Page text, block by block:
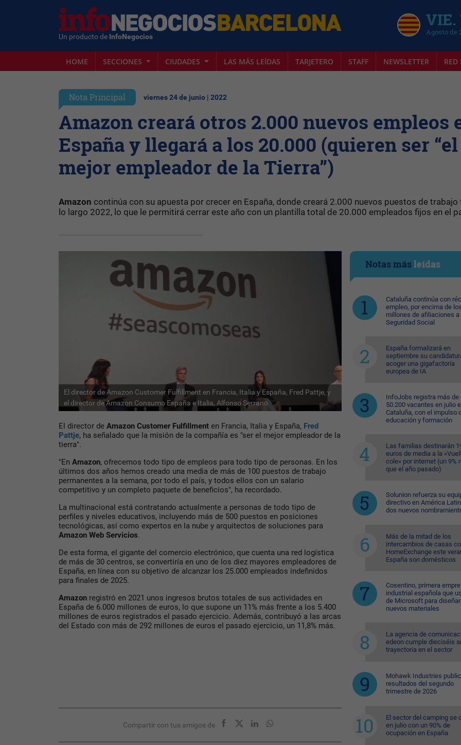
Un producto de InfoNegocios
VIE.
Agosto de
HOME SECCIONES CIUDADES LAS MÁS LEÍDAS TARJETERO STAFF NEWSLETTER
Nota Principal viernes 24 de junio | 2022
Amazon creará otros 2.000 nuevos empleos
España y llegará a los 20.000 (quieren ser “el
mejor empleador de la Tierra”)
Amazon continúa con su apuesta por crecer en España, donde creará 2.000 nuevos puestos de trabajo
lo largo 2022, lo que le permitirá cerrar este año con un plantilla total de 20.000 empleados fijos en el
El director de Amazon Customer Fulfillment en Francia, Italia y España, Fred Pattje, y
el director de Amazon Consumo España e Italia, Alfonso Serrano
El director de Amazon Customer Fulfillment en Francia, Italia y España, Fred
Pattje, ha señalado que la misión de la compañía es "ser el mejor empleador de la
tierra".
"En Amazon, ofrecemos todo tipo de empleos para todo tipo de personas. En los
últimos dos años hemos creado una media de más de 100 puestos de trabajo
permanentes a la semana, por todo el país, y todos ellos con un salario
competitivo y un completo paquete de beneficios", ha recordado.
La multinacional está contratando actualmente a personas de todo tipo de
perfiles y niveles educativos, incluyendo más de 500 puestos en posiciones
tecnológicas, así como expertos en la nube y arquitectos de soluciones para
Amazon Web Servicios.
De esta forma, el gigante del comercio electrónico, que cuenta una red logística
de más de 30 centros, se convertiría en uno de los diez mayores empleadores de
España, en línea con su objetivo de alcanzar los 25.000 empleados indefinidos
para finales de 2025.
Amazon registró en 2021 unos ingresos brutos totales de sus actividades en
España de 6.000 millones de euros, lo que supone un 11% más frente a los 5.400
millones de euros registrados el pasado ejercicio. Además, contribuyó a las arcas
del Estado con más de 292 millones de euros el pasado ejercicio, un 11,8% más.
Compartir con tus amigos de
Notas másleídas
Cataluña continúa con
empleo, por encima de
millones de afiliaciones a
Seguridad Social
España formalizará en
septiembre su
acoger una gigafactoría
europea de IA
InfoJobs registra más de
50.200 vacantes en julio
Cataluña, con el impulso
educación y formación
Las familias destinarán
euros de media a la
cole» por internet (un 9%
que el año pasado)
Solunion refuerza su
directivo en América
dos nuevos
Más de la mitad de los
intercambios de casas
HomeExchange este
España son domésticos
Cosentino, primera
industrial española que
de Microsoft para diseñar
nuevos materiales
La agencia de
edeon cumple dieciséis
trayectoria en el sector
Mohawk Industries
resultados del segundo
trimestre de 2026
El sector del camping se
en julio con un 90% de
ocupación en España